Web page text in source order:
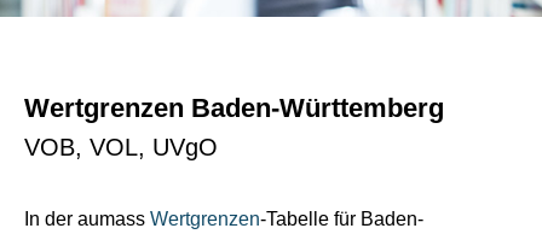
Wertgrenzen Baden-Württemberg
VOB, VOL, UVgO
In der aumass Wertgrenzen-Tabelle für Baden-